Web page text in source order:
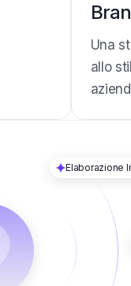
Una
allo
Elaborazione